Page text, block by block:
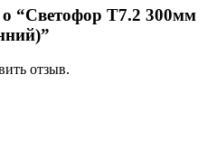
“Светофор Т7.2 300мм
отзыв.